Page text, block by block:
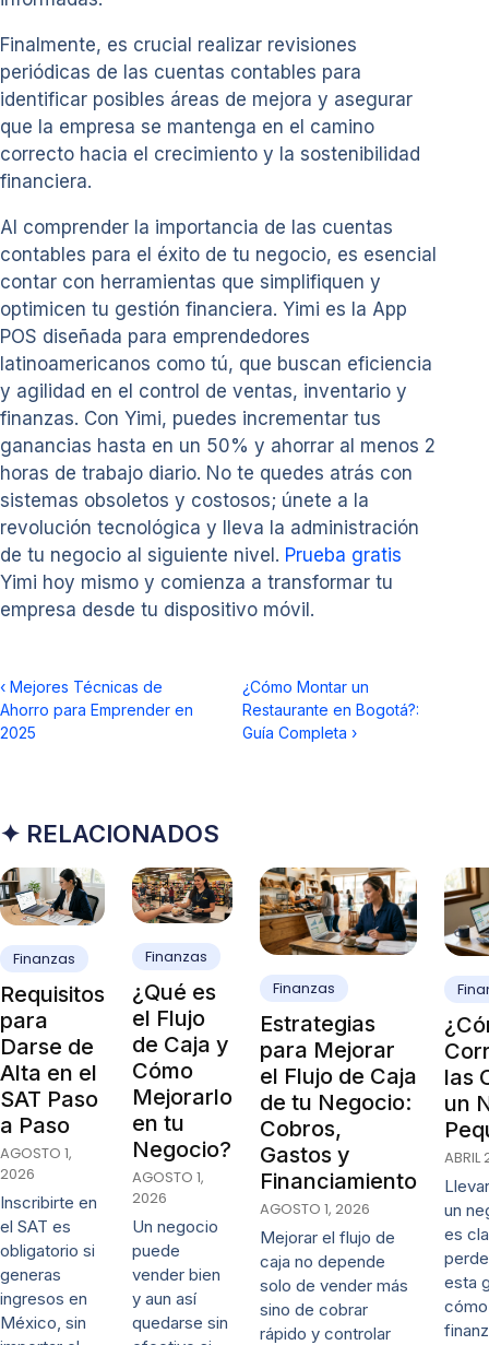
Finalmente, es crucial realizar revisiones
periódicas de las cuentas contables para
identificar posibles áreas de mejora y asegurar
que la empresa se mantenga en el camino
correcto hacia el crecimiento y la sostenibilidad
financiera.
Al comprender la importancia de las cuentas
contables para el éxito de tu negocio, es esencial
contar con herramientas que simplifiquen y
optimicen tu gestión financiera. Yimi es la App
POS diseñada para emprendedores
latinoamericanos como tú, que buscan eficiencia
y agilidad en el control de ventas, inventario y
finanzas. Con Yimi, puedes incrementar tus
ganancias hasta en un 50% y ahorrar al menos 2
horas de trabajo diario. No te quedes atrás con
sistemas obsoletos y costosos; únete a la
revolución tecnológica y lleva la administración
de tu negocio al siguiente nivel. Prueba gratis
Yimi hoy mismo y comienza a transformar tu
empresa desde tu dispositivo móvil.
‹ Mejores Técnicas de
Ahorro para Emprender en
2025
¿Cómo Montar un
Restaurante en Bogotá?:
Guía Completa ›
✦ RELACIONADOS
Finanzas
Requisitos
para
Darse de
Alta en el
SAT Paso
a Paso
AGOSTO 1,
2026
Inscribirte en
el SAT es
obligatorio si
generas
ingresos en
México, sin
Finanzas
¿Qué es
el Flujo
de Caja y
Cómo
Mejorarlo
en tu
Negocio?
AGOSTO 1,
2026
Un negocio
puede
vender bien
y aun así
quedarse sin
Finanzas
Estrategias
para Mejorar
el Flujo de Caja
de tu Negocio:
Cobros,
Gastos y
Financiamiento
AGOSTO 1, 2026
Mejorar el flujo de
caja no depende
solo de vender más
sino de cobrar
rápido y controlar
las
un
ABRIL
un
es
esta